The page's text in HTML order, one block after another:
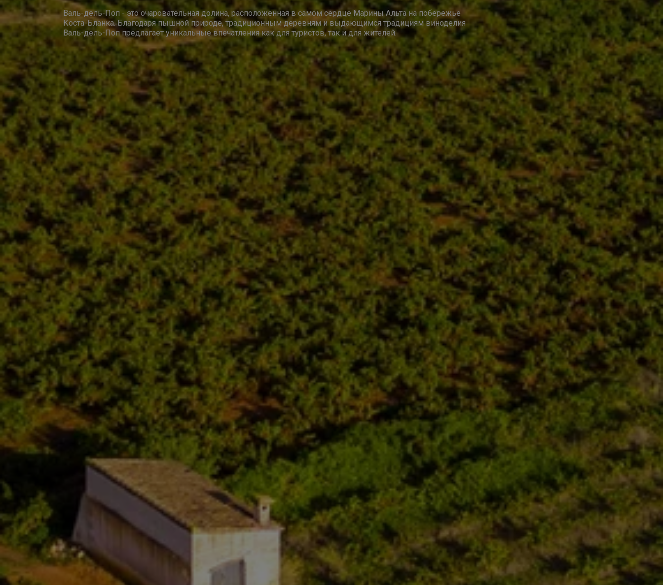
Валь-дель-Поп - это очаровательная долина, расположенная в самом сердце Марины Альта на побережье
Коста-Бланка. Благодаря пышной природе, традиционным деревням и выдающимся традициям виноделия
Валь-дель-Поп предлагает уникальные впечатления как для туристов, так и для жителей.